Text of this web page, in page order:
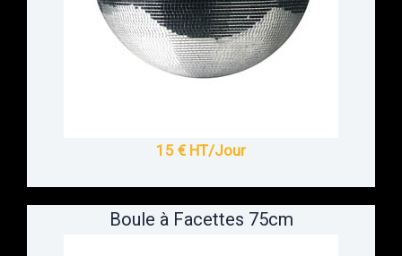
15 € HT/Jour
Boule à Facettes 75cm